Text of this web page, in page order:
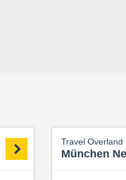
Travel Overland
München